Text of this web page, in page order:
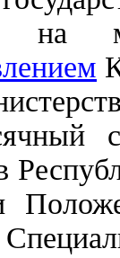
на